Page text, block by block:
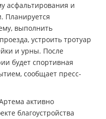
асфальтирования и
Планируется
выполнить
устроить тротуар
и урны. После
будет спортивная
сообщает пресс-
активно
благоустройства